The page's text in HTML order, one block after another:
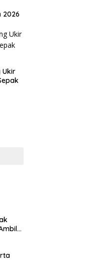
2026
Ukir